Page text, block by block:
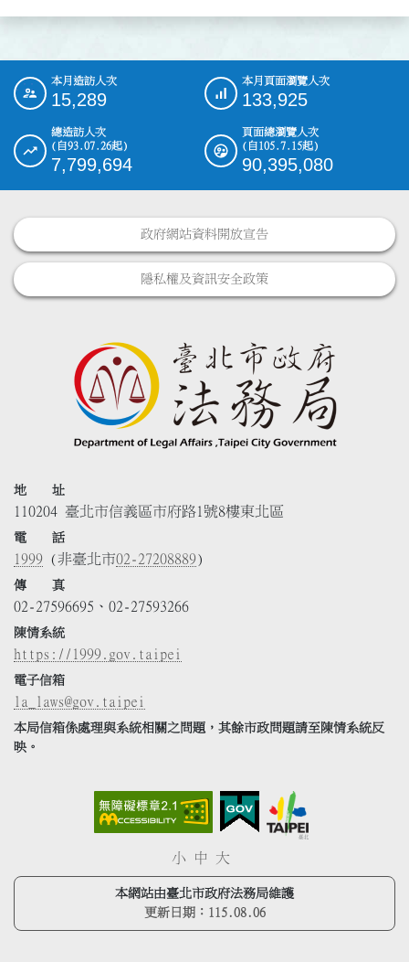
::: 本月造訪人次
15,289
本月頁面瀏覽人次
133,925
總造訪人次
(自93.07.26起)
7,799,694
頁面總瀏覽人次
(自105.7.15起)
90,395,080
政府網站資料開放宣告
隱私權及資訊安全政策
地 址
110204 臺北市信義區市府路1號8樓東北區
電 話
1999 (非臺北市02-27208889)
傳 真
02-27596695、02-27593266
陳情系統
https://1999.gov.taipei
電子信箱
la_laws@gov.taipei
本局信箱係處理與系統相關之問題，其餘市政問題請至陳情系統反
映。
小 中 大
本網站由臺北市政府法務局維護
更新日期： 115.08.06